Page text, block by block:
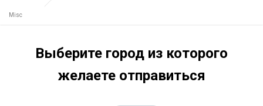
Misc
Выберите город из которого
желаете отправиться